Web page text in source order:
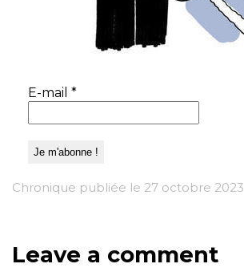
E-mail *
Chronique publiée le 27 octobre 2023
Leave a comment